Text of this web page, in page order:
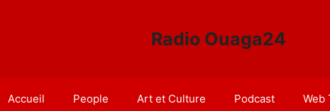
Radio Ouaga24
Accueil People Art et Culture Podcast Web